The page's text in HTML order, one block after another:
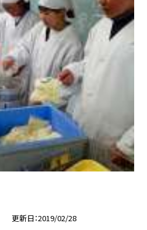
更新日 2019/02/28